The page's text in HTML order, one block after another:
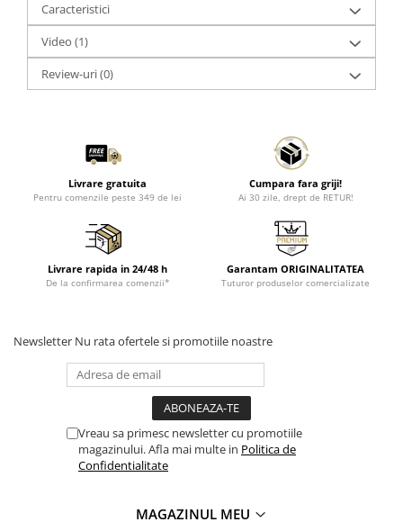
Caracteristici
Video (1)
Review-uri(0)
Livrare gratuita
Pentru comenzile peste 349 de lei
Cumpara fara griji!
Ai 30 zile, drept de RETUR!
Livrare rapida in 24/48 h
De la confirmarea comenzii*
Garantam ORIGINALITATEA
Tuturor produselor comercializate
Newsletter Nu rata ofertele si promotiile noastre
Vreau sa primesc newsletter cu promotiile
magazinului. Afla mai multe in Politica de
Confidentialitate
MAGAZINUL MEU